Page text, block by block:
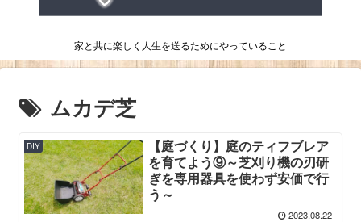
家と共に楽しく人生を送るためにやっていること
ムカデ芝
DIY
【庭づくり】庭のティフブレア
を育てよう⑨～芝刈り機の刃研
ぎを専用器具を使わず安価で行
う～
2023.08.22